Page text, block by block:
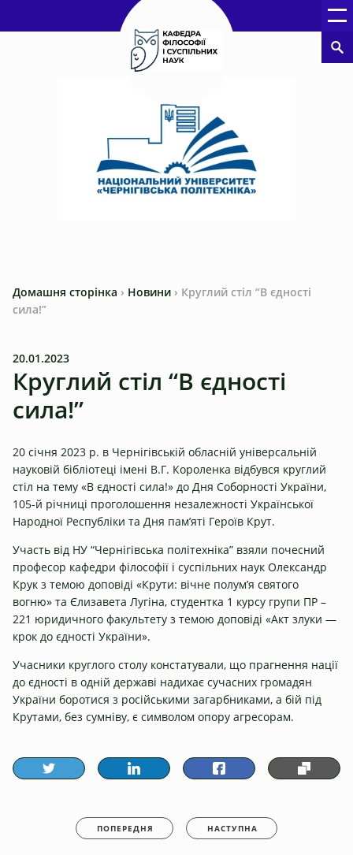
Домашня сторінка › Новини › Круглий стіл “В єдності
сила!”
20.01.2023
Круглий стіл “В єдності
сила!”
20 січня 2023 р. в Чернігівській обласній універсальній
науковій бібліотеці імені В.Г. Короленка відбувся круглий
стіл на тему «В єдності сила!» до Дня Соборності України,
105-й річниці проголошення незалежності Української
Народної Республіки та Дня пам’яті Героїв Крут.
Участь від НУ “Чернігівська політехніка” взяли почесний
професор кафедри філософії і суспільних наук Олександр
Крук з темою доповіді «Крути: вічне полум’я cвятого
вогню» та Єлизавета Лугіна, студентка 1 курсу групи ПР –
221 юридичного факультету з темою доповіді «Акт злуки —
крок до єдності України».
Учасники круглого столу констатували, що прагнення нації
до єдності в одній державі надихає сучасних громадян
України боротися з російськими загарбниками, а бій під
Крутами, без сумніву, є символом опору агресорам.
ПОПЕРЕДНЯ НАСТУПНА